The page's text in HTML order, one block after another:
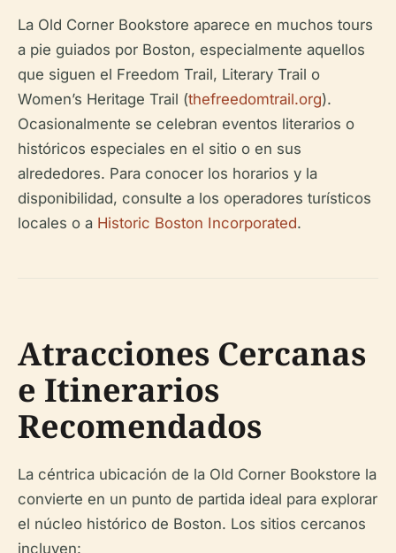
La Old Corner Bookstore aparece en muchos tours
a pie guiados por Boston, especialmente aquellos
que siguen el Freedom Trail, Literary Trail o
Women’s Heritage Trail (thefreedomtrail.org).
Ocasionalmente se celebran eventos literarios o
históricos especiales en el sitio o en sus
alrededores. Para conocer los horarios y la
disponibilidad, consulte a los operadores turísticos
locales o a Historic Boston Incorporated.
Atracciones Cercanas
e Itinerarios
Recomendados
La céntrica ubicación de la Old Corner Bookstore la
convierte en un punto de partida ideal para explorar
el núcleo histórico de Boston. Los sitios cercanos
incluyen: